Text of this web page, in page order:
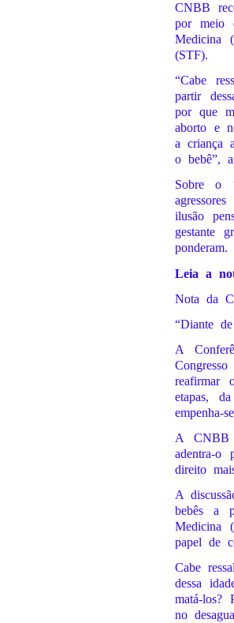
CNBB
por meio
Medicina
(STF).
“Cabe
partir
por que
aborto e
a criança
o bebê”,
Sobre o
ilusão
gestante
ponderam.
Leia a
Nota da
“Diante
A
reafirmar
etapas,
empenha-
A CNBB
adentra-o
direito
A
bebês a
Medicina
papel de
Cabe
dessa
matá-
no